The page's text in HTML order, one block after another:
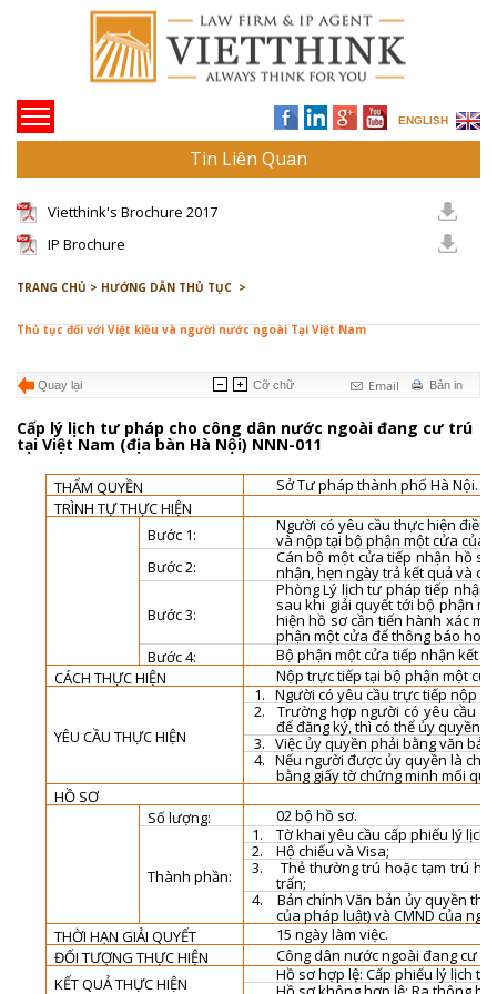
ENGLISH
Tin Liên Quan
Vietthink's Brochure 2017
IP Brochure
TRANG CHỦ > HƯỚNG DẪN THỦ TỤC >
Thủ tục đối với Việt kiều và người nước ngoài Tại Việt Nam
Quay lại Bản in
Email
Cỡ chữ
Cấp lý lịch tư pháp cho công dân nước ngoài đang cư trú
tại Việt Nam (địa bàn Hà Nội) NNN-011
THẨM QUYỀN
Sở Tư pháp thành phố Hà Nội.
TRÌNH TỰ THỰC HIỆN
Bước 1:
Người có yêu cầu thực hiện
và nộp tại bộ phận một cửa của
Bước 2:
Cán bộ một cửa tiếp nhận hồ
nhận, hẹn ngày trả kết quả và
Bước 3:
Phòng Lý lịch tư pháp tiếp
sau khi giải quyết tới bộ phận
hiện hồ sơ cần tiến hành xác
phận một cửa để thông báo
Bước 4:
Bộ phận một cửa tiếp nhận kết
CÁCH THỰC HIỆN
Nộp trực tiếp tại bộ phận một
YÊU CẦU THỰC HIỆN
1. Người có yêu cầu trực tiếp nộp
2.
Trường hợp người có yêu cầu
để đăng ký, thì có thể ủy quyền
3. Việc ủy quyền phải bằng văn
4. Nếu người được ủy quyền là
bằng giấy tờ chứng minh mối
HỒ SƠ
Số lượng:
02bộ hồ sơ.
Thành phần:
1.
Tờ khai yêu cầu cấp phiếu lý
2.
Hộ chiếu và Visa;
3.
Thẻ thường trú hoặc tạm trú
trấn;
4.
Bản chính Văn bản ủy quyền
của pháp luật) và CMND của
THỜI HẠN GIẢI QUYẾT
15 ngày làm việc.
ĐỐI TƯỢNG THỰC HIỆN
Công dân nước ngoài đang cư
KẾT QUẢ THỰC HIỆN
Hồ sơ hợp lệ: Cấp phiếu lý lịch tư